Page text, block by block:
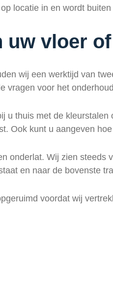
locatie in en wordt
uw vloer
wij een werktijd van
vragen voor het
u thuis met de
Ook kunt u aangeven
onderlat. Wij zien
en naar de bovenste
voordat wij